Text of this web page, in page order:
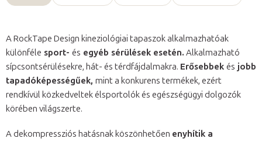
A RockTape Design kineziológiai tapaszok alkalmazhatóak
különféle sport- és egyéb sérülések esetén. Alkalmazható
sípcsontsérülésekre, hát- és térdfájdalmakra. Erősebbek és jobb
tapadóképességűek, mint a konkurens termékek, ezért
rendkívül közkedveltek élsportolók és egészségügyi dolgozók
körében világszerte.
A dekompressziós hatásnak köszönhetően enyhítik a